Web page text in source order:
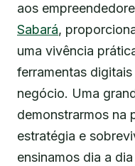
aos
Sabará,
uma vivência
ferramentas
negócio. Uma
demonstrarmos na
estratégia e
ensinamos dia a